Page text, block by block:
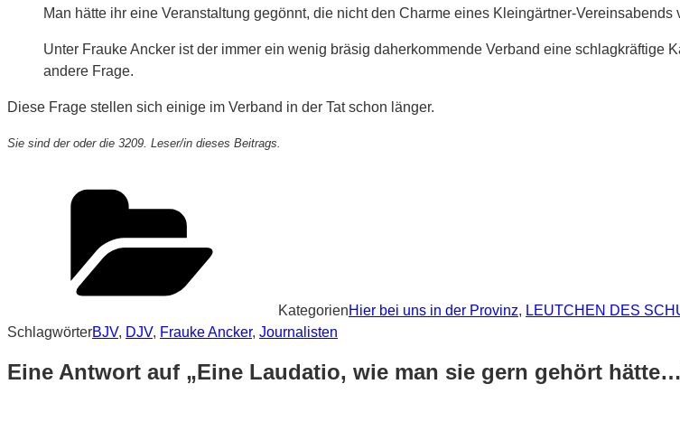
Man hätte ihr eine Veranstaltung gegönnt, die nicht den Charme eines Kleingärtner-
Unter Frauke Ancker ist der immer ein wenig bräsig daherkommende Verband eine schlagkräftige
andere Frage.
Diese Frage stellen sich einige im Verband in der Tat schon länger.
Sie sind der oder die 3209. Leser/in dieses Beitrags.
KategorienHier bei uns in der Provinz, LEUTCHEN DES
SchlagwörterBJV, DJV, Frauke Ancker, Journalisten
Eine Antwort auf „Eine Laudatio, wie man sie gern gehört